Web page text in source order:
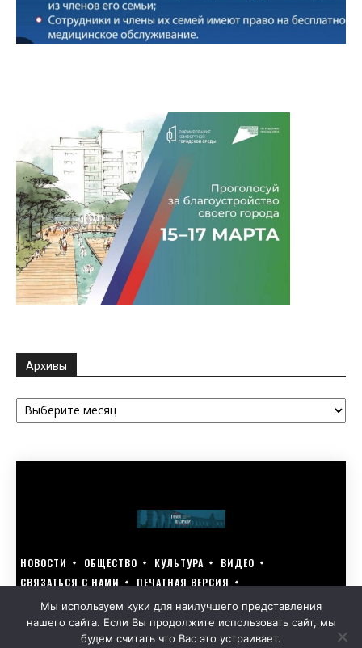
Архивы
Архивы
НОВОСТИ ОБЩЕСТВО КУЛЬТУРА
ВИДЕО
СВЯЗАТЬСЯ С НАМИ
ПЕЧАТНАЯ ВЕРСИЯ
ГОЛОСУЙ ЗА БЛАГОУСТРОЙСТВО СВОЕГО ГОРОДА 15–17 МАРТА
GOLOS-NAZRANI.RU ВСЕ ПРАВА ЗАЩИЩЕНЫ | РАЗРАБОТАНО KARTOEV.RU
ПОЛИТИКА ОБРАБОТКИ ПЕРСОНАЛЬНЫХ ДАННЫХ
Мы используем куки для наилучшего представления
нашего сайта. Если Вы продолжите использовать сайт, мы
будем считать что Вас это устраивает.